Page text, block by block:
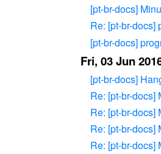
[pt-br-docs]
Re: [pt-br-docs]
[pt-br-docs]
Fri, 03 Jun
[pt-br-docs]
Re: [pt-br-docs]
Re: [pt-br-docs]
Re: [pt-br-docs]
Re: [pt-br-docs]